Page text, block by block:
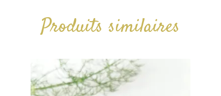
Produits similaires